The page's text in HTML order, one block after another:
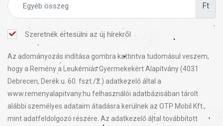
Ft
Szeretnék értesülni az új hírekről
Az adományozás indítása gombra kattintva tudomásul veszem,
hogy a Remény a Leukémiás Gyermekekért Alapítvány (4031
Debrecen, Derék u. 60. fszt./2.) adatkezelő által a
www.remenyalapitvany.hu felhasználói adatbázisában tárolt
alábbi személyes adataim átadásra kerülnek az OTP Mobil Kft.,
mint adatfeldolgozó részére. Az adatkezelő által továbbított